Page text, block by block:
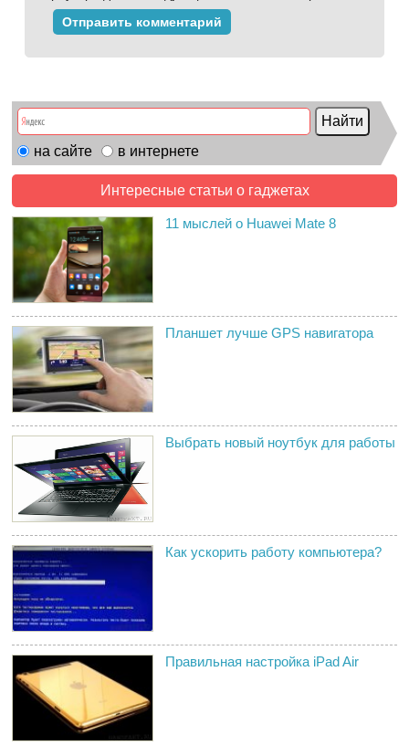
на сайте в интернете
Интересные статьи о гаджетах
11 мыслей о Huawei Mate 8
Планшет лучше GPS навигатора
Выбрать новый ноутбук для работы
Как ускорить работу компьютера?
Правильная настройка iPad Air